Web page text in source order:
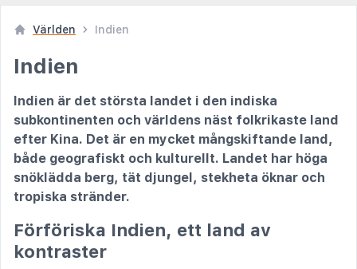
Världen Indien
Indien
Indien är det största landet i den indiska
subkontinenten och världens näst folkrikaste land
efter Kina. Det är en mycket mångskiftande land,
både geografiskt och kulturellt. Landet har höga
snöklädda berg, tät djungel, stekheta öknar och
tropiska stränder.
Förföriska Indien, ett land av
kontraster